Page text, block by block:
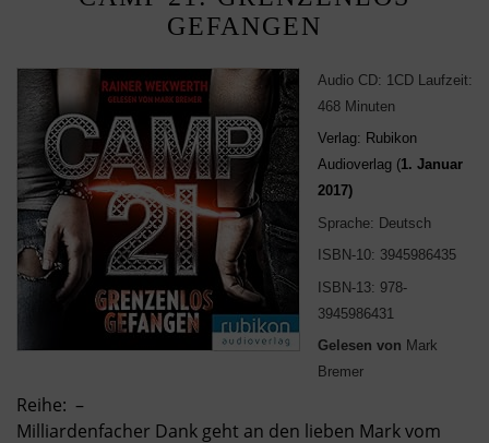
GEFANGEN
Audio CD: 1CD Laufzeit:
468 Minuten
Verlag: Rubikon
Audioverlag (1. Januar
2017)
Sprache: Deutsch
ISBN-10: 3945986435
ISBN-13: 978-
3945986431
Gelesen von Mark
Bremer
Reihe: –
Milliardenfacher Dank geht an den lieben Mark vom